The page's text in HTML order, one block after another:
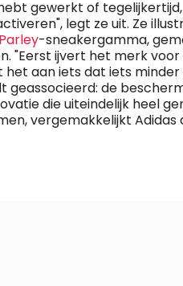
gewerkt of
legt ze uit. Ze
-sneakergamma,
"Eerst ijvert het merk
aan iets dat iets
de
die uiteindelijk heel
vergemakkelijkt Adidas